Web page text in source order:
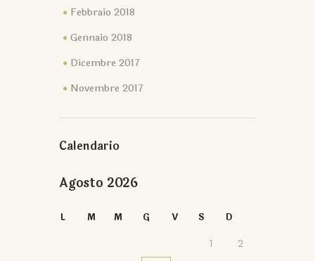
Febbraio 2018
Gennaio 2018
Dicembre 2017
Novembre 2017
Calendario
Agosto 2026
L M M G V S D
1
2